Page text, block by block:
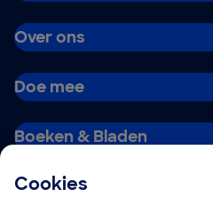
Cookies
Over ons
Doe mee
Boeken & Bladen